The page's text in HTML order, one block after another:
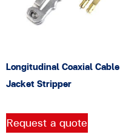
Longitudinal Coaxial Cable
Jacket Stripper
Request a quote